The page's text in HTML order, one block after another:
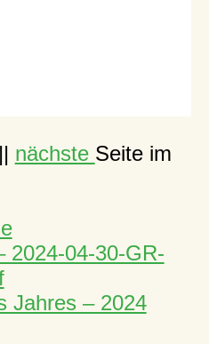
nächste Seite im
2024-04-30-GR-
Jahres – 2024